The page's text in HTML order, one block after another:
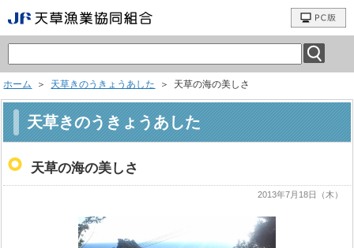
ホーム ＞ 天草きのうきょうあした ＞ 天草の海の美しさ
天草きのうきょうあした
天草の海の美しさ
2013年7月18日（木）